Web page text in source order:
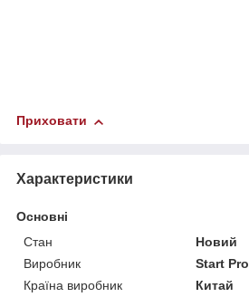
Приховати
Характеристики
Основні
Стан
Новий
Виробник
Start Pro
Країна виробник
Китай